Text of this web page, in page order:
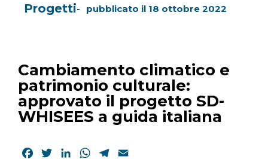
Progetti pubblicato il 18 ottobre 2022
Cambiamento climatico e
patrimonio culturale:
approvato il progetto SD-
WHISEES a guida italiana
Facebook
TwitterLinkedInWhatsApp
Telegram